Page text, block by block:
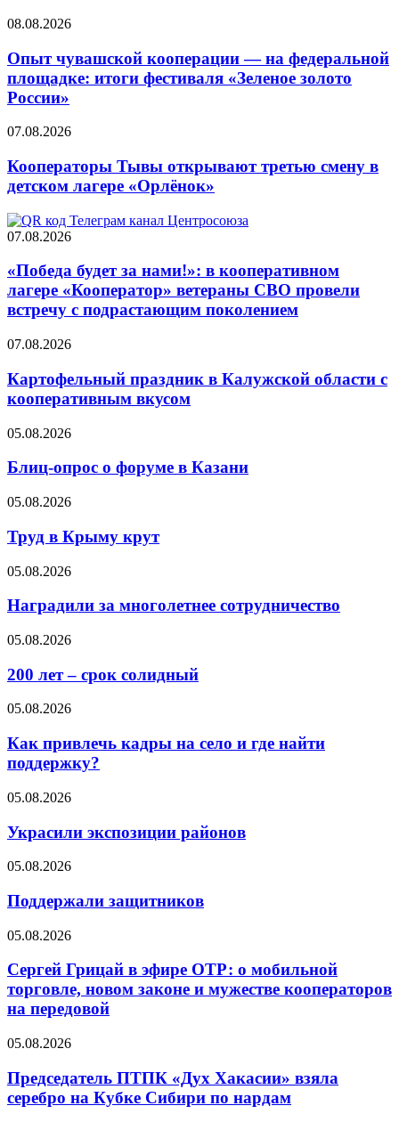
08.08.2026
Опыт чувашской кооперации — на федеральной
площадке: итоги фестиваля «Зеленое золото
России»
07.08.2026
Кооператоры Тывы открывают третью смену в
детском лагере «Орлёнок»
07.08.2026
«Победа будет за нами!»: в кооперативном
лагере «Кооператор» ветераны СВО провели
встречу с подрастающим поколением
07.08.2026
Картофельный праздник в Калужской области с
кооперативным вкусом
05.08.2026
Блиц-опрос о форуме в Казани
05.08.2026
Труд в Крыму крут
05.08.2026
Наградили за многолетнее сотрудничество
05.08.2026
200 лет – срок солидный
05.08.2026
Как привлечь кадры на село и где найти
поддержку?
05.08.2026
Украсили экспозиции районов
05.08.2026
Поддержали защитников
05.08.2026
Сергей Грицай в эфире ОТР: о мобильной
торговле, новом законе и мужестве кооператоров
на передовой
05.08.2026
Председатель ПТПК «Дух Хакасии» взяла
серебро на Кубке Сибири по нардам